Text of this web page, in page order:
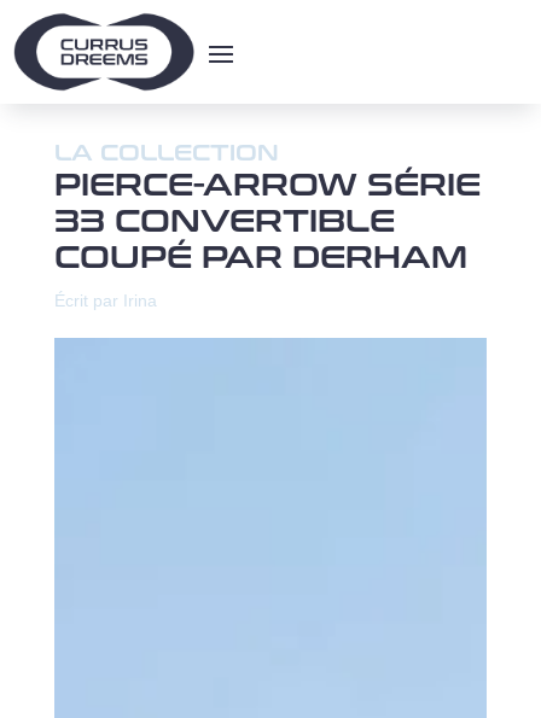
LA COLLECTION
PIERCE-ARROW SÉRIE
33 CONVERTIBLE
COUPÉ PAR DERHAM
Écrit par Irina